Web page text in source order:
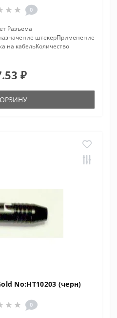
0
Разъема
штекерПрименение
на кабельКоличество
₽
No:HT10203 (черн)
0